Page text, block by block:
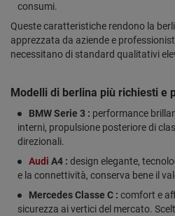
consumi.
Queste caratteristiche rendono la
apprezzata da aziende e
necessitano di standard qualitativi
Modelli di berlina più richiesti e
BMW Serie 3 : performance
interni, propulsione posteriore di
direzionali.
Audi A4 : design elegante,
e la connettività, conserva bene il
Mercedes Classe C : comfort e
sicurezza ai vertici del mercato.